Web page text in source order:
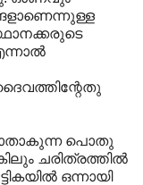
പൊതു
ചരിത്രത്തിൽ
ഒന്നായി